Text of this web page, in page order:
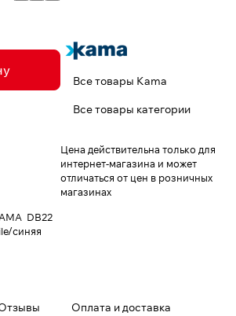
DB22
синяя
Все товары Kama
Все товары категории
Цена действительна только для
интернет-магазина и может
отличаться от цен в розничных
магазинах
Оплата и доставка